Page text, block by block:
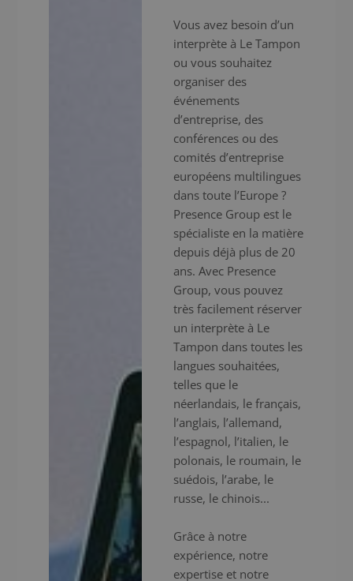
Vous avez besoin d’un
interprète à Le Tampon
ou vous souhaitez
organiser des
événements
d’entreprise, des
conférences ou des
comités d’entreprise
européens multilingues
dans toute l’Europe ?
Presence Group est le
spécialiste en la matière
depuis déjà plus de 20
ans. Avec Presence
Group, vous pouvez
très facilement réserver
un interprète à Le
Tampon dans toutes les
langues souhaitées,
telles que le
néerlandais, le français,
l’anglais, l’allemand,
l’espagnol, l’italien, le
polonais, le roumain, le
suédois, l’arabe, le
russe, le chinois...
Grâce à notre
expérience, notre
expertise et notre